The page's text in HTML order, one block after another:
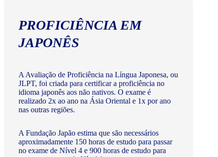
PROFICIÊNCIA EM
JAPONÊS
A Avaliação de Proficiência na Língua Japonesa, ou
JLPT, foi criada para certificar a proficiência no
idioma japonês aos não nativos. O exame é
realizado 2x ao ano na Ásia Oriental e 1x por ano
nas outras regiões.
A Fundação Japão estima que são necessários
aproximadamente 150 horas de estudo para passar
no exame de Nível 4 e 900 horas de estudo para